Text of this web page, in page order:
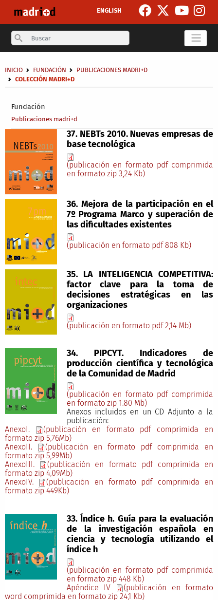
ENGLISH
Search
Fundación
Publicaciones madri+d
Sobrescribir enlaces de ayuda a la navegación
INICIO FUNDACIÓN
PUBLICACIONES MADRI+D
COLECCIÓN MADRI+D
37. NEBTs 2010. Nuevas empresas de
base tecnológica
(publicación en formato pdf comprimida
en formato zip 3,24 Kb)
36. Mejora de la participación en el
7º Programa Marco y superación de
las dificultades existentes
(publicación en formato pdf 808 Kb)
35. LA INTELIGENCIA COMPETITIVA:
factor clave para la toma de
decisiones estratégicas en las
organizaciones
(publicación en formato pdf 2,14 Mb)
34. PIPCYT. Indicadores de
producción científica y tecnológica
de la Comunidad de Madrid
(publicación en formato pdf comprimida
en formato zip 1.80 Mb)
Anexos incluidos en un CD Adjunto a la
publicación:
AnexoI.
(publicación en formato pdf comprimida en
formato zip 5,76Mb)
AnexoII.
(publicación en formato pdf comprimida en
formato zip 5,99Mb)
AnexoIII.
(publicación en formato pdf comprimida en
formato zip 4,09Mb)
AnexoIV.
(publicación en formato pdf comprimida en
formato zip 449Kb)
33. Índice h. Guía para la evaluación
de la investigación española en
ciencia y tecnología utilizando el
índice h
(publicación en formato pdf comprimida
en formato zip 448 Kb)
Apéndice IV
(publicación en formato
word comprimida en formato zip 24,1 Kb)